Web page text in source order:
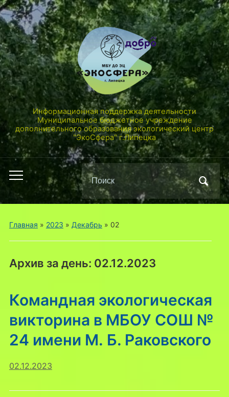
Информационная поддержка деятельности
Муниципальное бюджетное учреждение
дополнительного образования экологический центр
"ЭкоСфера" г.Липецка
Переключить
мобильное
меню
Поиск
по:
Главная » 2023 » Декабрь » 02
Архив за день: 02.12.2023
Командная экологическая
викторина в МБОУ СОШ №
24 имени М. Б. Раковского
02.12.2023